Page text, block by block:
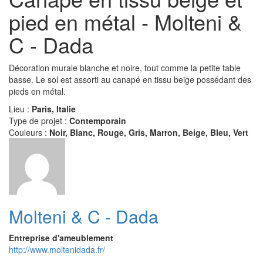
pied en métal - Molteni &
C - Dada
Décoration murale blanche et noire, tout comme la petite table
basse. Le sol est assorti au canapé en tissu beige possédant des
pieds en métal.
Lieu : Paris, Italie
Type de projet : Contemporain
Couleurs : Noir, Blanc, Rouge, Gris, Marron, Beige, Bleu, Vert
Molteni & C - Dada
Entreprise d'ameublement
http://www.moltenidada.fr/